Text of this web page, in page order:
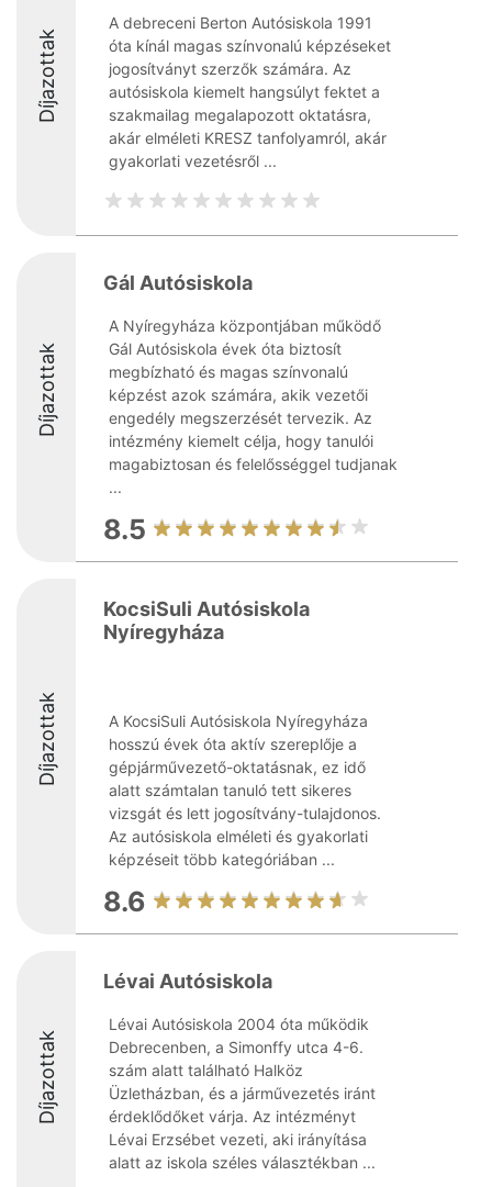
Díjazottak
A debreceni Berton Autósiskola 1991
óta kínál magas színvonalú képzéseket
jogosítványt szerzők számára. Az
autósiskola kiemelt hangsúlyt fektet a
szakmailag megalapozott oktatásra,
akár elméleti KRESZ tanfolyamról, akár
gyakorlati vezetésről ...
Díjazottak
Gál Autósiskola
A Nyíregyháza központjában működő
Gál Autósiskola évek óta biztosít
megbízható és magas színvonalú
képzést azok számára, akik vezetői
engedély megszerzését tervezik. Az
intézmény kiemelt célja, hogy tanulói
magabiztosan és felelősséggel tudjanak
...
8.5
Díjazottak
KocsiSuli Autósiskola
Nyíregyháza
A KocsiSuli Autósiskola Nyíregyháza
hosszú évek óta aktív szereplője a
gépjárművezető-oktatásnak, ez idő
alatt számtalan tanuló tett sikeres
vizsgát és lett jogosítvány-tulajdonos.
Az autósiskola elméleti és gyakorlati
képzéseit több kategóriában ...
8.6
Díjazottak
Lévai Autósiskola
Lévai Autósiskola 2004 óta működik
Debrecenben, a Simonffy utca 4-6.
szám alatt található Halköz
Üzletházban, és a járművezetés iránt
érdeklődőket várja. Az intézményt
Lévai Erzsébet vezeti, aki irányítása
alatt az iskola széles választékban ...